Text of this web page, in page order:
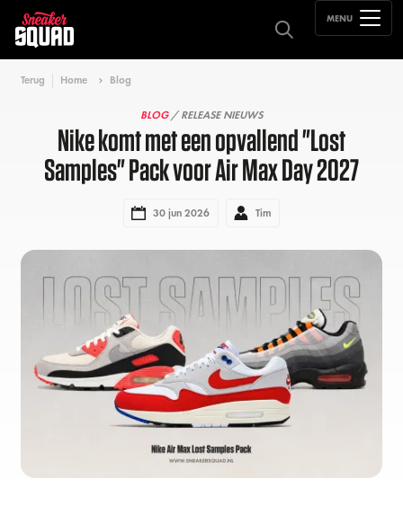
MENU
Terug Home Blog
BLOG/ RELEASE NIEUWS
Nike komt met een opvallend "Lost
Samples" Pack voor Air Max Day 2027
30 jun 2026 Tim